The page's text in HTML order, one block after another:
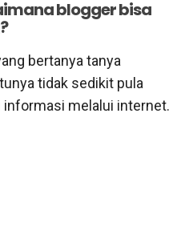
blogger bisa
bertanya tanya
tidak sedikit pula
melalui internet.